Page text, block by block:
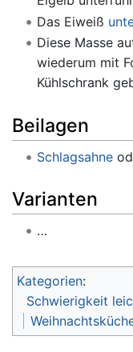
Das Eiweiß
Diese Masse
wiederum mit
Kühlschrank
Beilagen
Schlagsahne
Varianten
…
Kategorien:
Schwierigkeit